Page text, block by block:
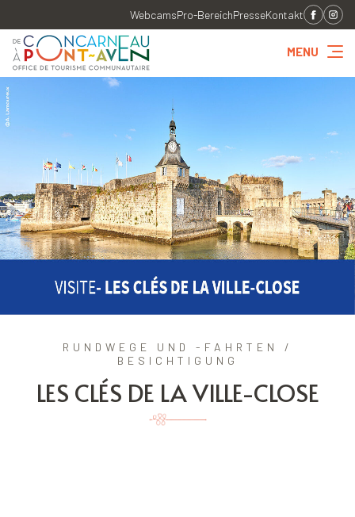
WebcamsPro-BereichPresseKontakt
MENU
RUNDWEGE UND -FAHRTEN /
BESICHTIGUNG
LES CLÉS DE LA VILLE-CLOSE